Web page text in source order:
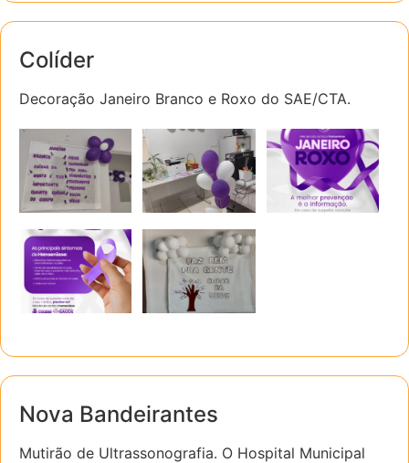
Colíder
Decoração Janeiro Branco e Roxo do SAE/CTA.
Nova Bandeirantes
Mutirão de Ultrassonografia. O Hospital Municipal